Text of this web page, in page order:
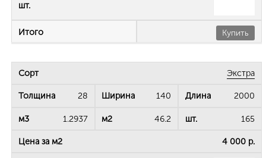
Купить
Экстра
28 140 2000
1.2937 46.2 165
4 000 р.